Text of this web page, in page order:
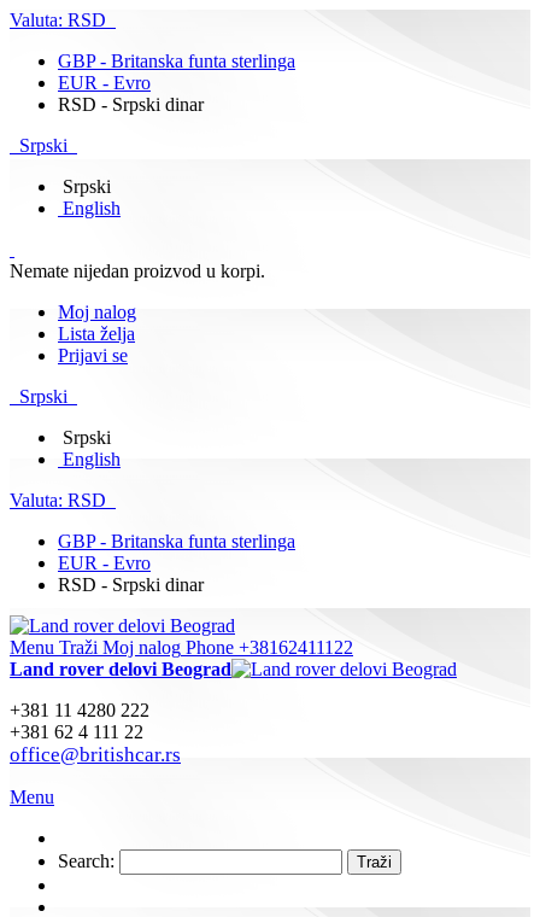
Valuta: RSD
GBP - Britanska funta sterlinga
EUR - Evro
RSD - Srpski dinar
Srpski
Srpski
English
Nemate nijedan proizvod u korpi.
Moj nalog
Lista želja
Prijavi se
Srpski
Srpski
English
Valuta: RSD
GBP - Britanska funta sterlinga
EUR - Evro
RSD - Srpski dinar
Menu Traži Moj nalog Phone +38162411122
Land rover delovi Beograd
+381 11 4280 222
+381 62 4 111 22
office@britishcar.rs
Menu
Search: Traži